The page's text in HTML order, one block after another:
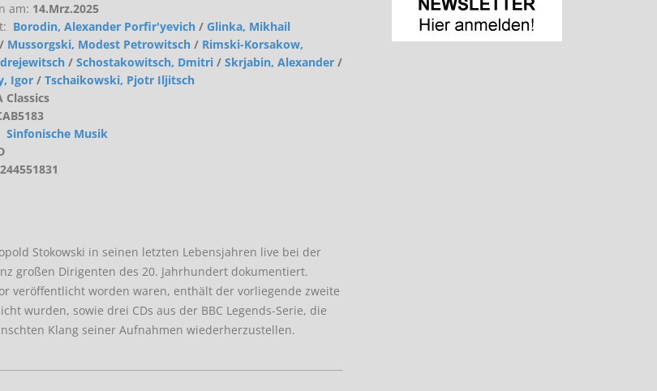
am: 14.Mrz.2025
Borodin, Alexander Porfir'yevich / Glinka, Mikhail
/ Mussorgski, Modest Petrowitsch / Rimski-Korsakow,
/ Schostakowitsch, Dmitri / Skrjabin, Alexander /
Igor / Tschaikowski, Pjotr Iljitsch
Classics
Sinfonische Musik
Stokowski in seinen letzten Lebensjahren live bei der
großen Dirigenten des 20. Jahrhundert dokumentiert.
veröffentlicht worden waren, enthält der vorliegende zweite
wurden, sowie drei CDs aus der BBC Legends-Serie, die
Klang seiner Aufnahmen wiederherzustellen.